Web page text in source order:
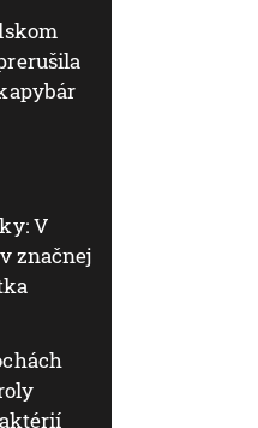
V
značnej